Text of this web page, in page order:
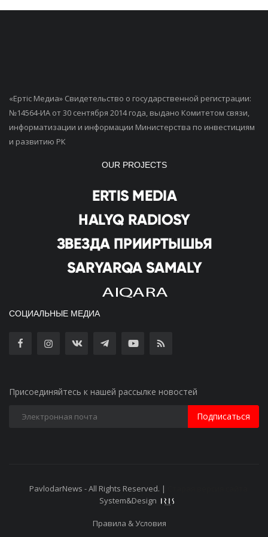
«Ертiс Медиа» Свидетельство о государственной регистрации:
№14564-ИА от 30 сентября 2014 года, выдано Комитетом связи,
информатизации и информации Министерства по инвестициям
и развитию РК
OUR PROJECTS
СОЦИАЛЬНЫЕ МЕДИА
Присоединяйтесь к нашей рассылке новостей
Подписаться
PavlodarNews - All Rights Reserved. |
System&Design
Правила & Условия